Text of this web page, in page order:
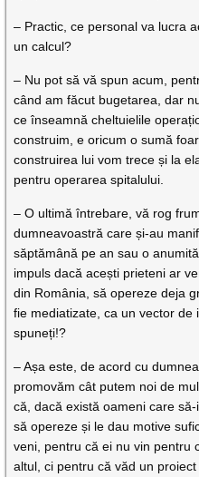
– Practic, ce personal va lucra
un calcul?
– Nu pot să vă spun acum,
când am făcut bugetarea, dar
ce înseamnă cheltuielile
construim, e oricum o sumă
construirea lui vom trece și la
pentru operarea spitalului.
– O ultimă întrebare, vă rog
dumneavoastră care și-au
săptămână pe an sau o
impuls dacă acești prieteni ar
din România, să opereze deja
fie mediatizate, ca un vector
spuneți!?
– Așa este, de acord cu
promovăm cât putem noi de
că, dacă există oameni care
să opereze și le dau motive
veni, pentru că ei nu vin pentru
altul, ci pentru că văd un